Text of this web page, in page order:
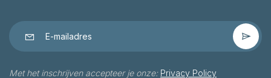
Met het inschrijven accepteer je onze: Privacy Policy